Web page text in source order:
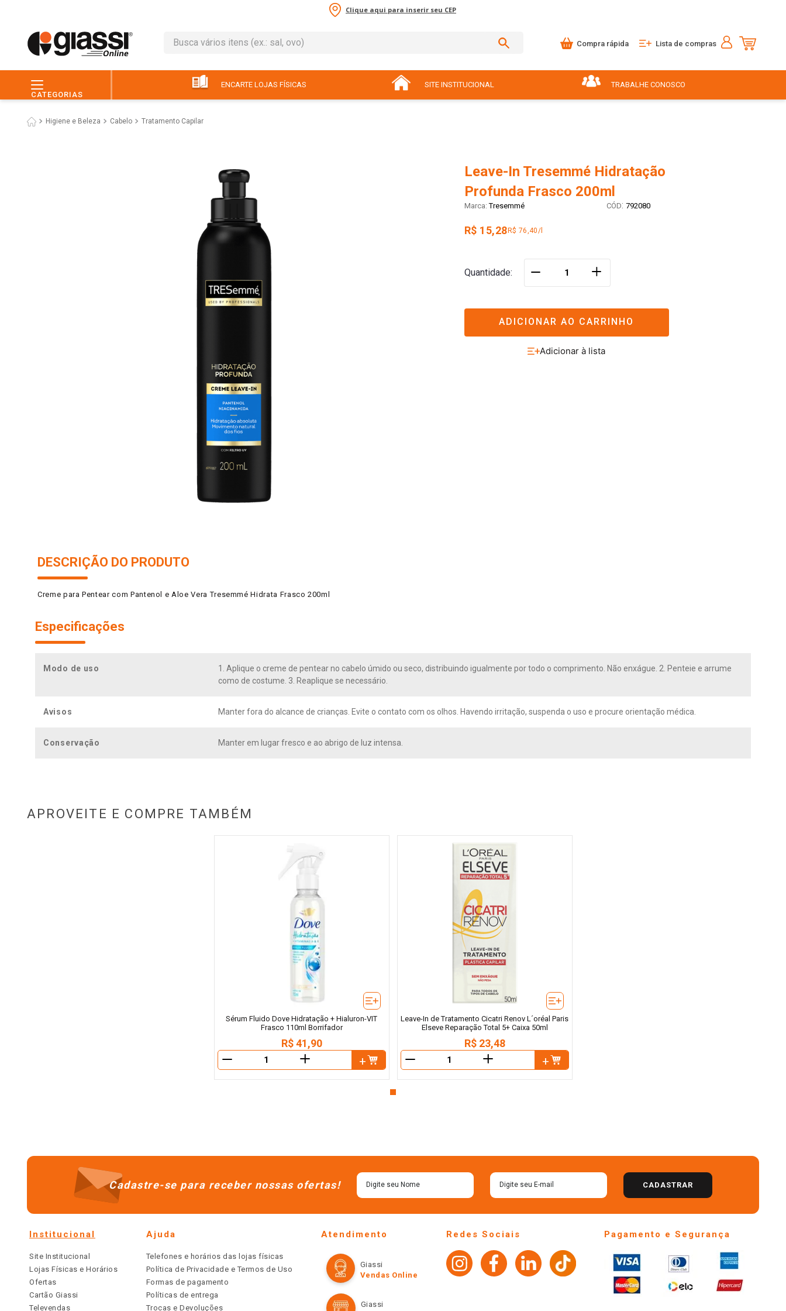
Clique aqui para inserir seu CEP
Busca vários itens (ex.: sal, ovo)
Compra rápida Lista de compras
CATEGORIAS
ENCARTE LOJAS FÍSICAS SITE INSTITUCIONAL TRABALHE CONOSCO
Higiene e Beleza Cabelo Tratamento Capilar
Leave-In Tresemmé Hidratação
Profunda Frasco 200ml
Tresemmé : 792080
R$ 15,28R$ 76,40/l
Quantidade ＋
ADICIONAR AO CARRINHO
DESCRIÇÃO DO PRODUTO
Creme para Pentear com Pantenol e Aloe Vera Tresemmé Hidrata Frasco 200ml
Especificações
Modo de uso
1. Aplique o creme de pentear no cabelo úmido ou seco, distribuindo igualmente por todo o comprimento. Não enxágue. 2. Penteie e arrume
como de costume. 3. Reaplique se necessário.
Avisos Manter fora do alcance de crianças. Evite o contato com os olhos. Havendo irritação, suspenda o uso e procure orientação médica.
Conservação Manter em lugar fresco e ao abrigo de luz intensa.
APROVEITE E COMPRE TAMBÉM
Sérum Fluido Dove Hidratação + Hialuron-VIT
Frasco 110ml Borrifador
R$ 41,90
＋
Leave-In de Tratamento Cicatri Renov L´oréal Paris
Elseve Reparação Total 5+ Caixa 50ml
R$ 23,48
＋
Cadastre-se para receber nossas ofertas! CADASTRAR
Institucional
Site Institucional
Lojas Físicas e Horários
Ofertas
Cartão Giassi
Televendas
Ajuda
Telefones e horários das lojas físicas
Política de Privacidade e Termos de Uso
Formas de pagamento
Políticas de entrega
Trocas e Devoluções
Atendimento
Giassi
Vendas Online
Giassi
Redes Sociais Pagamento e Segurança
leite
3 º queijo
iogurte
ovo
arroz